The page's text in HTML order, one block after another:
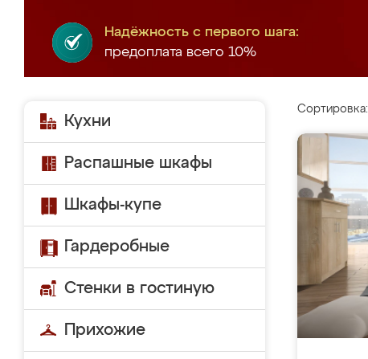
Надёжность с первого шага:
предоплата всего 10%
Кухни
Распашные шкафы
Шкафы-купе
Гардеробные
Стенки в гостиную
Прихожие
Сортировка: